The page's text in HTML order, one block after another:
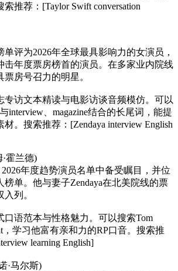
推荐：[Taylor Swift conversation
评为2026年全球最具影响力的女演员，
击年度票房榜首的演员。在多家业内院线
房号召力的明星。
专访文本精读与电影访谈音频模仿。可以
interview、magazine结合的长尾词，能提
。搜索推荐：[Zendaya interview English
·霍兰德)
年度趋势演员名单中备受瞩目，并位
单。他与妻子Zendaya在北美院线的票
列。
口语范本与性格魅力。可以搜索Tom
，学习他富有亲和力的RP口音。搜索推
learning English]
·马尔斯)